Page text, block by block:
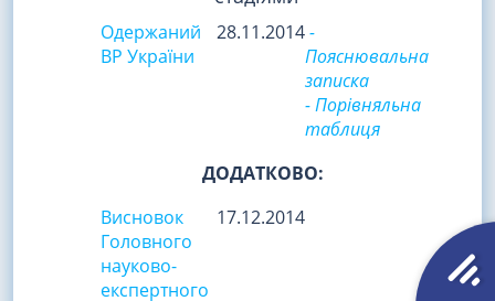
Одержаний
ВР України
28.11.2014-
Пояснювальна
записка
- Порівняльна
таблиця
ДОДАТКОВО:
Висновок
Головного
науково-
експертного
17.12.2014